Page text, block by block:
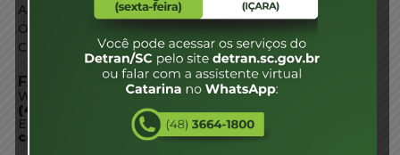
Acesso à Informação
Órgãos do Governo
Conheça SC
FALE CONOSCO
WhatsApp:
(48) 3664-1800
E-mail:
centraldeinformacoes@detran.sc.gov.br